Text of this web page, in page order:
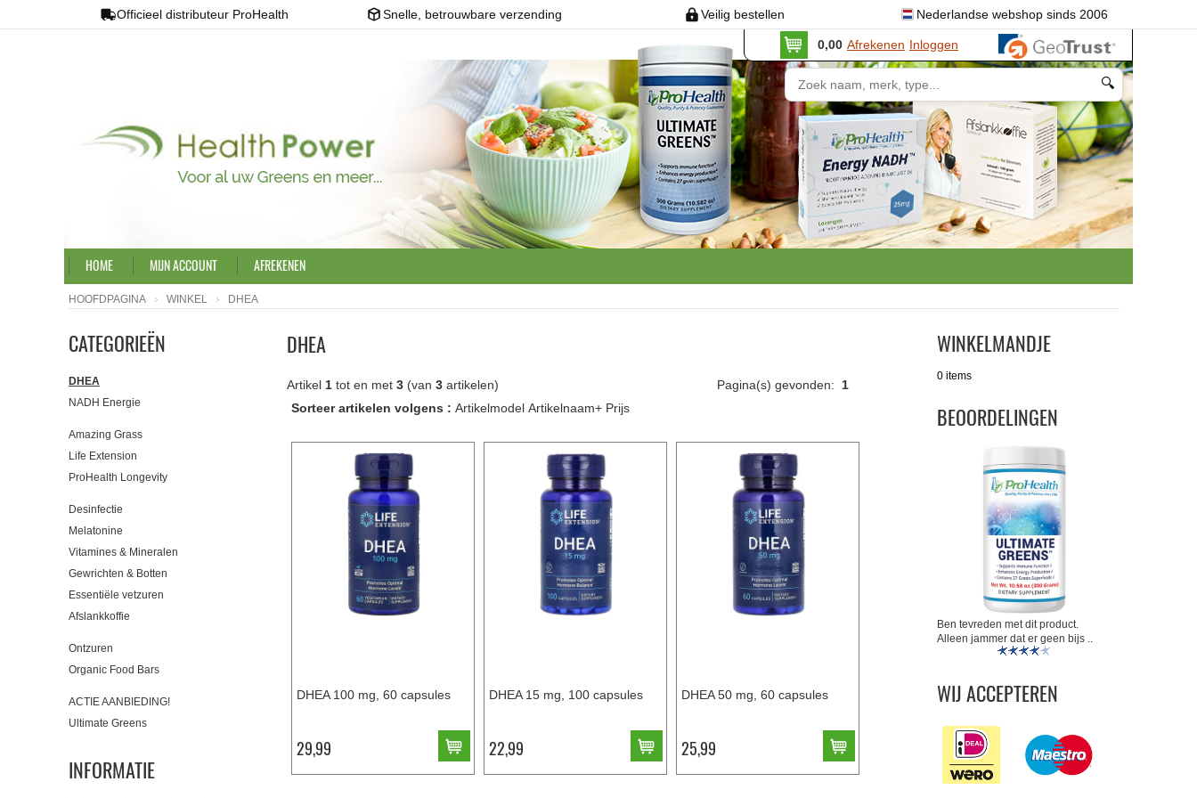
Officieel distributeur ProHealth Snelle, betrouwbare verzending Veilig bestellen Nederlandse webshop sinds 2006
0,00 Afrekenen Inloggen
🔍
HOME MIJN ACCOUNT AFREKENEN
HOOFDPAGINA WINKEL DHEA
CATEGORIEËN
DHEA
NADH Energie
Amazing Grass
Life Extension
ProHealth Longevity
Desinfectie
Melatonine
Vitamines & Mineralen
Gewrichten & Botten
Essentiële vetzuren
Afslankkoffie
Ontzuren
Organic Food Bars
ACTIE AANBIEDING!
Ultimate Greens
INFORMATIE
DHEA
Pagina(s) gevonden: 1
Artikel 1 tot en met 3 (van 3 artikelen)
Sorteer artikelen volgens : Artikelmodel Artikelnaam+ Prijs
DHEA 100 mg, 60 capsules
29,99
DHEA 15 mg, 100 capsules
22,99
DHEA 50 mg, 60 capsules
25,99
WINKELMANDJE
0 items
BEOORDELINGEN
Ben tevreden met dit product.
Alleen jammer dat er geen bijs ..
WIJ ACCEPTEREN